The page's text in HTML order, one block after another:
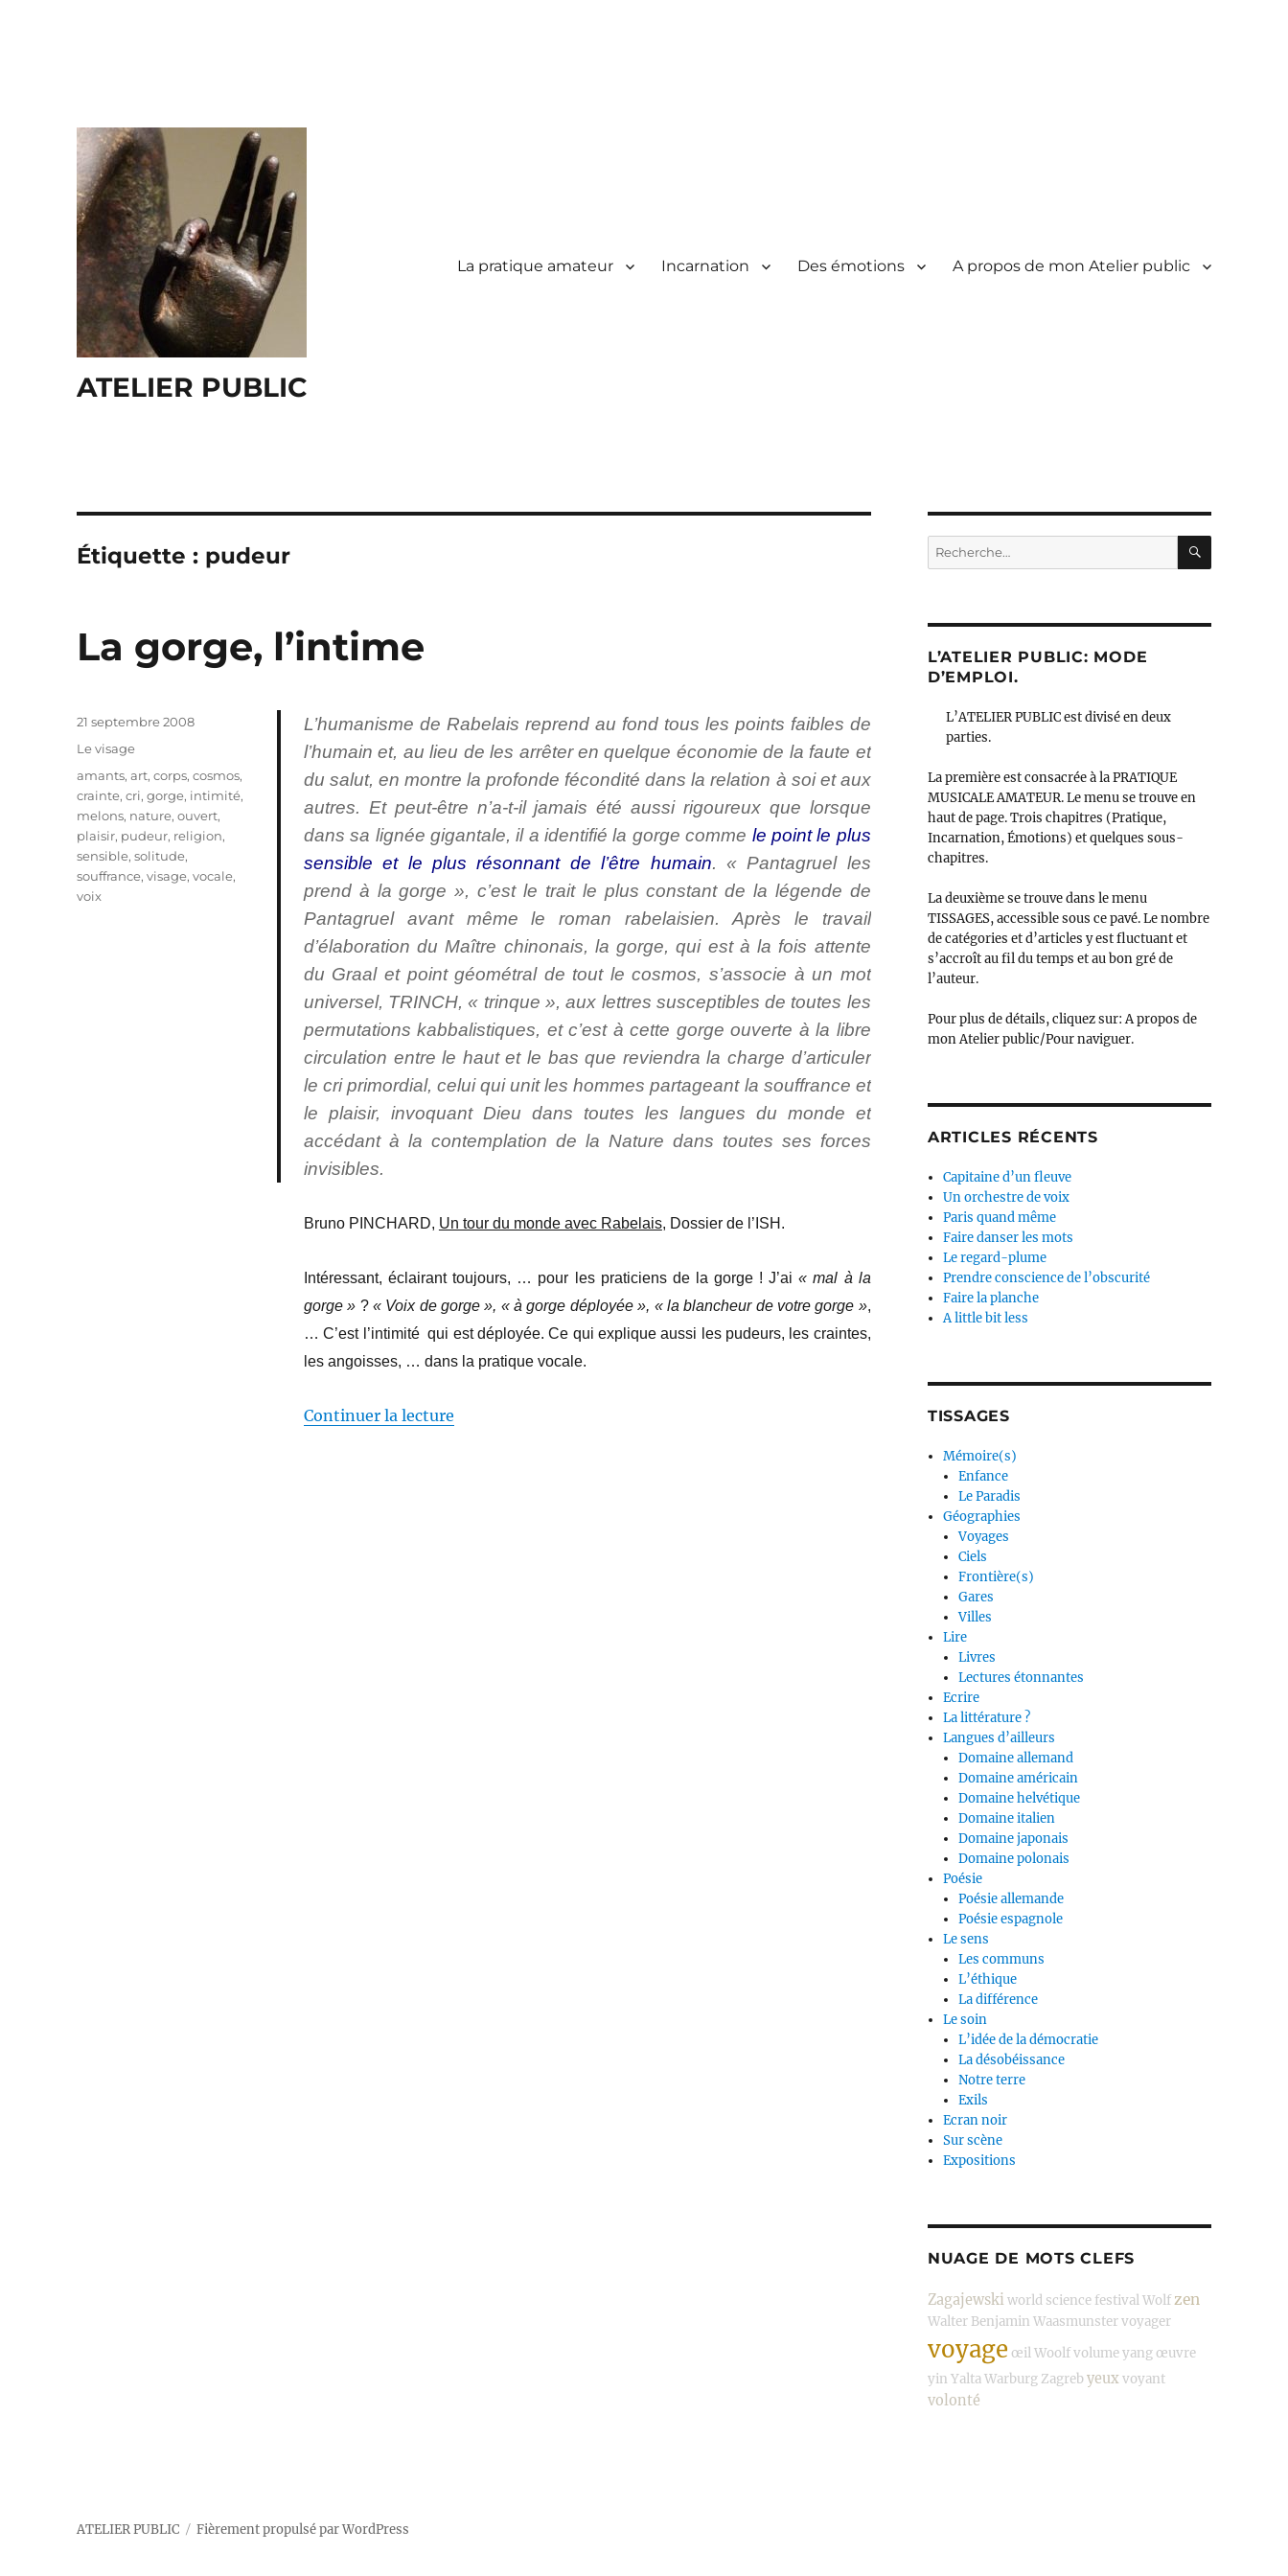
ATELIER PUBLIC
La pratique amateur Incarnation Des émotions A propos de mon Atelier public
Étiquette : pudeur
La gorge, l’intime
L’humanisme de Rabelais reprend au fond tous les points faibles de
l’humain et, au lieu de les arrêter en quelque économie de la faute et
du salut, en montre la profonde fécondité dans la relation à soi et aux
autres. Et peut-être n’a-t-il jamais été aussi rigoureux que lorsque
dans sa lignée gigantale, il a identifié la gorge comme le point le plus
sensible et le plus résonnant de l’être humain. « Pantagruel les
prend à la gorge », c’est le trait le plus constant de la légende de
Pantagruel avant même le roman rabelaisien. Après le travail
d’élaboration du Maître chinonais, la gorge, qui est à la fois attente
du Graal et point géométral de tout le cosmos, s’associe à un mot
universel, TRINCH, « trinque », aux lettres susceptibles de toutes les
permutations kabbalistiques, et c’est à cette gorge ouverte à la libre
circulation entre le haut et le bas que reviendra la charge d’articuler
le cri primordial, celui qui unit les hommes partageant la souffrance et
le plaisir, invoquant Dieu dans toutes les langues du monde et
accédant à la contemplation de la Nature dans toutes ses forces
invisibles.
Bruno PINCHARD, Un tour du monde avec Rabelais, Dossier de l’ISH.
Intéressant, éclairant toujours, … pour les praticiens de la gorge ! J’ai« mal à la
gorge » ? « Voix de gorge », « à gorge déployée », « la blancheur de votre gorge »,
… C’est l’intimité qui est déployée. Ce qui explique aussi les pudeurs, les craintes,
les angoisses, … dans la pratique vocale.
Continuer la lecturede « La gorge, l’intime »
Publié
21 septembre 2008
Catégories
Le visage
Étiquettes
amants,art,corps,cosmos,
crainte,cri,gorge, intimité,
melons, nature,ouvert,
plaisir, pudeur, religion,
sensible,solitude,
souffrance,visage,vocale,
voix
Recherche
pour :
L’ATELIER PUBLIC: MODE
D’EMPLOI.
L’ATELIER PUBLIC est divisé en deux
parties.
La première est consacrée à la PRATIQUE
MUSICALE AMATEUR. Le menu se trouve en
haut de page. Trois chapitres (Pratique,
Incarnation, Émotions) et quelques sous-
chapitres.
La deuxième se trouve dans le menu
TISSAGES, accessible sous ce pavé. Le nombre
de catégories et d’articles y est fluctuant et
s’accroît au fil du temps et au bon gré de
l’auteur.
Pour plus de détails, cliquez sur: A propos de
mon Atelier public/Pour naviguer.
ARTICLES RÉCENTS
Capitaine d’un fleuve
Un orchestre de voix
Paris quand même
Faire danser les mots
Le regard-plume
Prendre conscience de l’obscurité
Faire la planche
A little bit less
TISSAGES
Mémoire(s)
Enfance
Le Paradis
Géographies
Voyages
Ciels
Frontière(s)
Gares
Villes
Lire
Livres
Lectures étonnantes
Ecrire
La littérature ?
Langues d’ailleurs
Domaine allemand
Domaine américain
Domaine helvétique
Domaine italien
Domaine japonais
Domaine polonais
Poésie
Poésie allemande
Poésie espagnole
Le sens
Les communs
L’éthique
La différence
Le soin
L’idée de la démocratie
La désobéissance
Notre terre
Exils
Ecran noir
Sur scène
Expositions
NUAGE DE MOTS CLEFS
Zagajewskiworld science festivalWolfzen
Walter Benjamin Waasmunstervoyager
voyage œilWoolfvolumeyang œuvre
yin YaltaWarburg Zagrebyeuxvoyant
volonté
ATELIER PUBLIC Fièrement propulsé par WordPress